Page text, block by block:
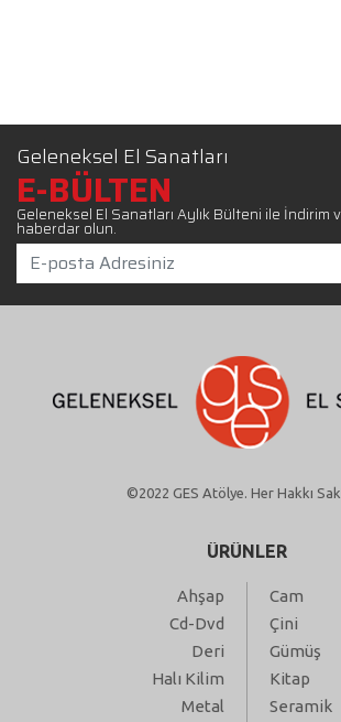
Geleneksel El Sanatları
E-BÜLTEN
Geleneksel El Sanatları Aylık Bülteni ile İndirim
haberdar olun.
©2022 GES Atölye. Her Hakkı
ÜRÜNLER
Ahşap
Cam
Cd-Dvd
Çini
Deri
Gümüş
Halı Kilim
Kitap
Metal
Seramik